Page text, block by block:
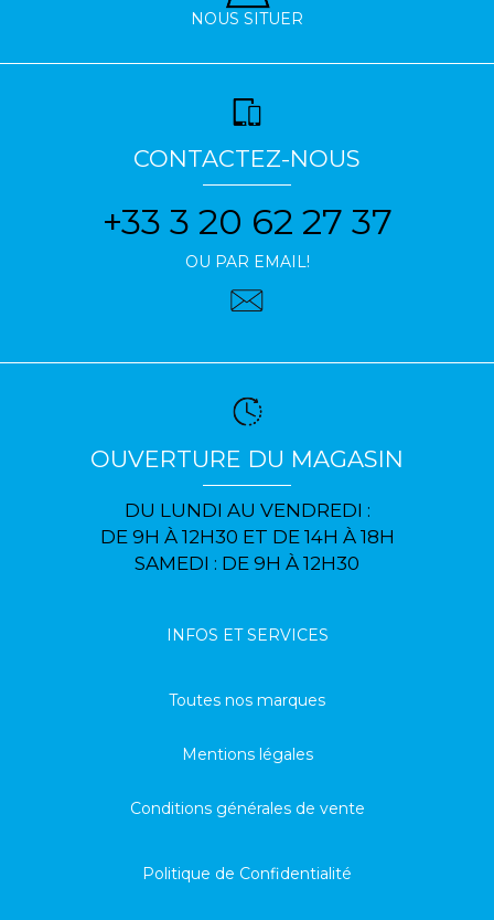
NOUS SITUER
CONTACTEZ-NOUS
+33 3 20 62 27 37
OU PAR EMAIL!
OUVERTURE DU MAGASIN
DU LUNDI AU VENDREDI :
DE 9H À 12H30 ET DE 14H À 18H
SAMEDI : DE 9H À 12H30
INFOS ET SERVICES
Toutes nos marques
Mentions légales
Conditions générales de vente
Politique de Confidentialité